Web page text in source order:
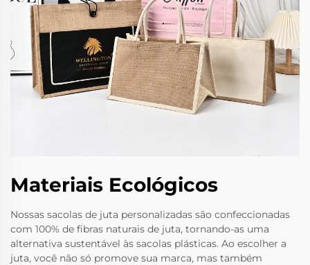
Materiais Ecológicos
Nossas sacolas de juta personalizadas são confeccionadas
com 100% de fibras naturais de juta, tornando-as uma
alternativa sustentável às sacolas plásticas. Ao escolher a
juta, você não só promove sua marca, mas também